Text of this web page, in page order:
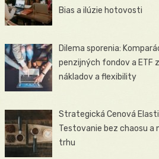
Bias a ilúzie hotovosti
Dilema sporenia:
penzijných fondov a ETF
nákladov a flexibility
Strategická Cenová
Testovanie bez chaosu a
trhu